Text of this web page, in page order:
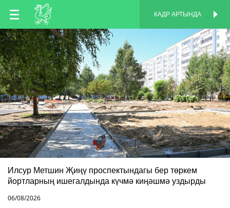
TT
EN
RU
КАДР АРТЫНДА
Илсур Метшин Җиңү проспектындагы бер төркем
йортларның ишегалдында күчмә киңәшмә уздырды
06/08/2026
КАДР АРТЫНДА